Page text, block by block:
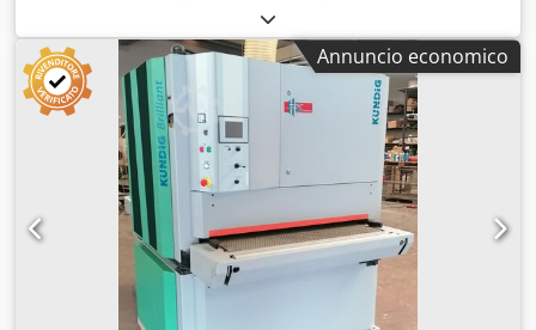
1° gruppo: 1900 mm, larghezza massima di lavoro: 1350
mm, numero nastri: 2, 1° gruppo: rullo calibratore
scanalato rivestito in gomma. Esecuzione 1° gruppo: rullo
in acciaio scanalato. Larghezza nastro abrasivo 1° gruppo:
1350 mm. 2° gruppo: gruppo combinato di levigatura.
Esecuzione 2° gruppo: rullo/scarpa. Comando: pannello di
controllo manuale. Oscillazione nastro
elettrica/pneumatica: pneumatica. Altezza di ingresso:
fissa (parte superiore mobile). Sollevamento tavolo:
motorizzato elettricamente. Indicatore tavolo:
visualizzatore numerico meccanico. Altezza di lavoro o
altezza tavolo di alimentazione: 900 mm Luogo di
stoccaggio: Nattheim Crodpfx Aisy Naq Uorof
Annuncio economico